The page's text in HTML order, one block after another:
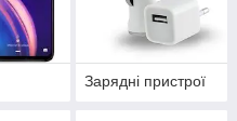
Зарядні пристрої